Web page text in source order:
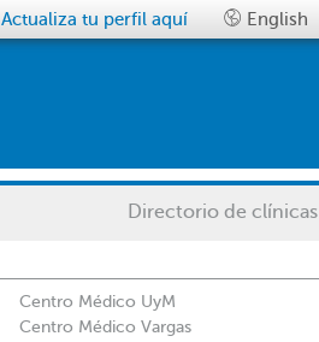
Actualiza tu perfil aquí English
Directorio de clínicas
Centro Médico UyM
Centro Médico Vargas